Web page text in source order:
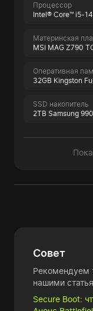
Процессор
Intel® Core™ i5-
Материнская
MSI MAG Z790
Оперативная
32GB Kingston
SSD накопитель
2TB Samsung
Совет
Рекомендуем
нашими
Secure Boot: